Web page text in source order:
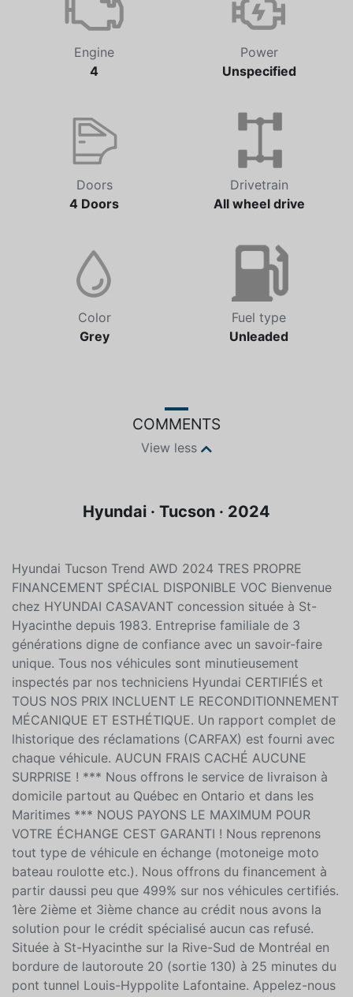
Engine
4
Power
Unspecified
Doors
4 Doors
Drivetrain
All wheel drive
Color
Grey
Fuel type
Unleaded
COMMENTS
View less
Hyundai · Tucson · 2024
Hyundai Tucson Trend AWD 2024 TRES PROPRE
FINANCEMENT SPÉCIAL DISPONIBLE VOC Bienvenue
chez HYUNDAI CASAVANT concession située à St-
Hyacinthe depuis 1983. Entreprise familiale de 3
générations digne de confiance avec un savoir-faire
unique. Tous nos véhicules sont minutieusement
inspectés par nos techniciens Hyundai CERTIFIÉS et
TOUS NOS PRIX INCLUENT LE RECONDITIONNEMENT
MÉCANIQUE ET ESTHÉTIQUE. Un rapport complet de
lhistorique des réclamations (CARFAX) est fourni avec
chaque véhicule. AUCUN FRAIS CACHÉ AUCUNE
SURPRISE ! *** Nous offrons le service de livraison à
domicile partout au Québec en Ontario et dans les
Maritimes *** NOUS PAYONS LE MAXIMUM POUR
VOTRE ÉCHANGE CEST GARANTI ! Nous reprenons
tout type de véhicule en échange (motoneige moto
bateau roulotte etc.). Nous offrons du financement à
partir daussi peu que 499% sur nos véhicules certifiés.
1ère 2ième et 3ième chance au crédit nous avons la
solution pour le crédit spécialisé aucun cas refusé.
Située à St-Hyacinthe sur la Rive-Sud de Montréal en
bordure de lautoroute 20 (sortie 130) à 25 minutes du
pont tunnel Louis-Hyppolite Lafontaine. Appelez-nous